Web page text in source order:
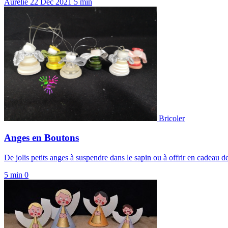
Bricoler
Anges en Boutons
De jolis petits anges à suspendre dans le sapin ou à offrir en cadeau
5 min 0